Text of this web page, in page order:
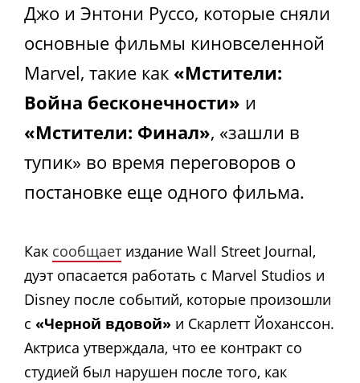
Джо и Энтони Руссо, которые сняли
основные фильмы киновселенной
Marvel, такие как «Мстители:
Война бесконечности» и
«Мстители: Финал», «зашли в
тупик» во время переговоров о
постановке еще одного фильма.
Как сообщает издание Wall Street Journal,
дуэт опасается работать с Marvel Studios и
Disney после событий, которые произошли
с «Черной вдовой» и Скарлетт Йоханссон.
Актриса утверждала, что ее контракт со
студией был нарушен после того, как